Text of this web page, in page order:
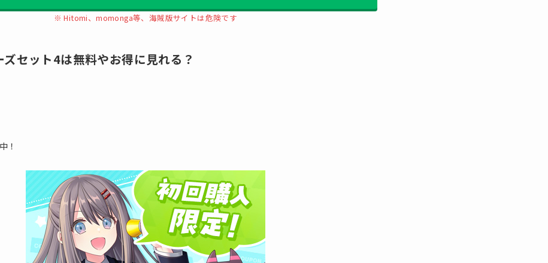
※ Hitomi、momonga等、海賊版サイトは危険です
セット4は無料やお得に見れる？
！